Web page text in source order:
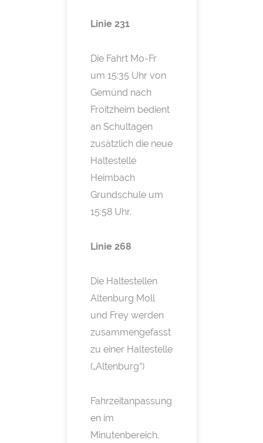
Linie 231
Die Fahrt Mo-Fr
um 15:35 Uhr von
Gemünd nach
Froitzheim bedient
an Schultagen
zusätzlich die neue
Haltestelle
Heimbach
Grundschule um
15:58 Uhr.
Linie 268
Die Haltestellen
Altenburg Moll
und Frey werden
zusammengefasst
zu einer Haltestelle
(„Altenburg“)
Fahrzeitanpassung
en im
Minutenbereich.